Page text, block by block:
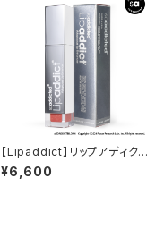
【Lipaddict】リップアディクト
202コーラリスタ
¥6,600